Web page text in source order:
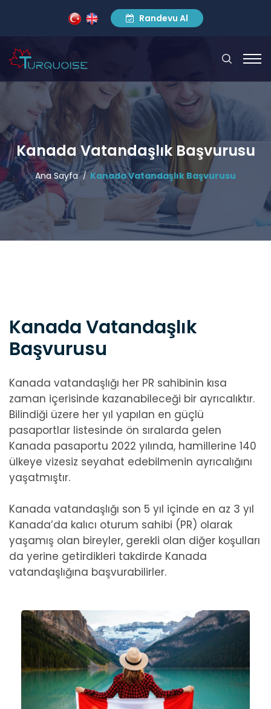
Randevu Al
Kanada Vatandaşlık Başvurusu
Ana Sayfa Kanada Vatandaşlık Başvurusu
Kanada Vatandaşlık
Başvurusu
Kanada vatandaşlığı her PR sahibinin kısa
zaman içerisinde kazanabileceği bir ayrıcalıktır.
Bilindiği üzere her yıl yapılan en güçlü
pasaportlar listesinde ön sıralarda gelen
Kanada pasaportu 2022 yılında, hamillerine 140
ülkeye vizesiz seyahat edebilmenin ayrıcalığını
yaşatmıştır.
Kanada vatandaşlığı son 5 yıl içinde en az 3 yıl
Kanada’da kalıcı oturum sahibi (PR) olarak
yaşamış olan bireyler, gerekli olan diğer koşulları
da yerine getirdikleri takdirde Kanada
vatandaşlığına başvurabilirler.